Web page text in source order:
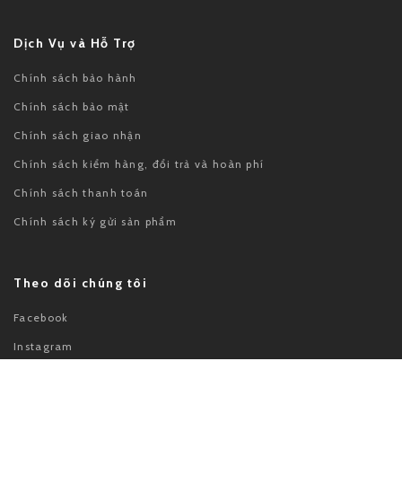
Dịch Vụ và Hỗ Trợ
Chính sách bảo hành
Chính sách bảo mật
Chính sách giao nhận
Chính sách kiểm hàng, đổi trả và hoàn phí
Chính sách thanh toán
Chính sách ký gửi sản phẩm
Theo dõi chúng tôi
Facebook
Instagram